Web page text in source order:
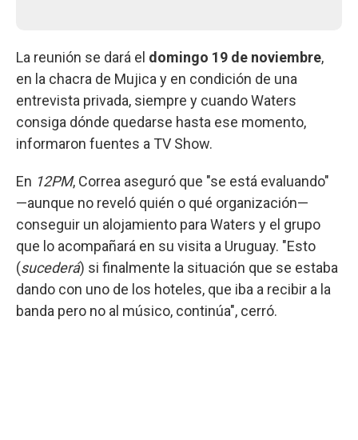
La reunión se dará el domingo 19 de noviembre,
en la chacra de Mujica y en condición de una
entrevista privada, siempre y cuando Waters
consiga dónde quedarse hasta ese momento,
informaron fuentes a TV Show.
En 12PM, Correa aseguró que "se está evaluando"
—aunque no reveló quién o qué organización—
conseguir un alojamiento para Waters y el grupo
que lo acompañará en su visita a Uruguay. "Esto
(sucederá) si finalmente la situación que se estaba
dando con uno de los hoteles, que iba a recibir a la
banda pero no al músico, continúa", cerró.